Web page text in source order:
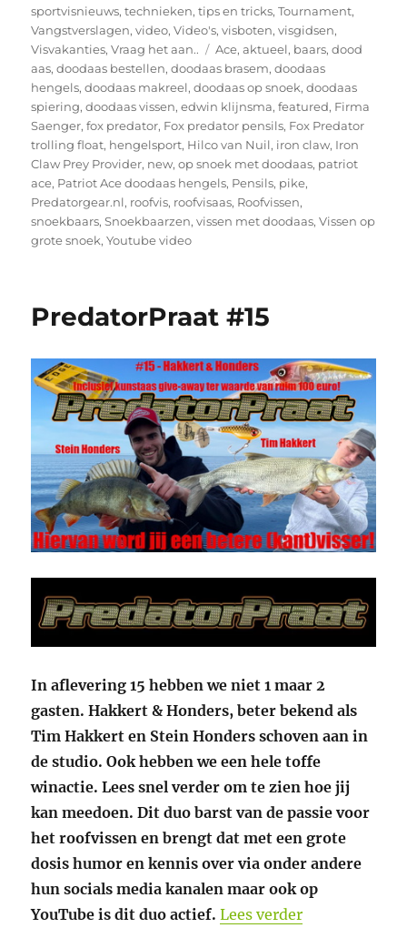
sportvisnieuws,technieken,tips en tricks,Tournament,
Vangstverslagen,video,Video's,visboten,visgidsen,
Visvakanties,Vraag het aan.. Tags
Ace,aktueel, baars,dood
aas,doodaas bestellen,doodaas brasem,doodaas
hengels,doodaas makreel,doodaas op snoek,doodaas
spiering,doodaas vissen,edwin klijnsma,featured, Firma
Saenger,fox predator, Fox predator pensils, Fox Predator
trolling float, hengelsport, Hilco van Nuil, iron claw, Iron
Claw Prey Provider, new,op snoek met doodaas, patriot
ace, Patriot Ace doodaas hengels, Pensils, pike,
Predatorgear.nl, roofvis, roofvisaas, Roofvissen,
snoekbaars,Snoekbaarzen,vissen met doodaas,Vissen op
grote snoek,Youtube video
PredatorPraat #15
In aflevering 15 hebben we niet 1 maar 2
gasten. Hakkert & Honders, beter bekend als
Tim Hakkert en Stein Honders schoven aan in
de studio. Ook hebben we een hele toffe
winactie. Lees snel verder om te zien hoe jij
kan meedoen.Dit duo barst van de passie voor
het roofvissen en brengt dat met een grote
dosis humor en kennis over via onder andere
hun socials media kanalen maar ook op
YouTube is dit duo actief. Lees verder